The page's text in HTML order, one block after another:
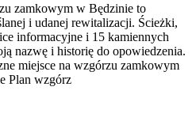
zamkowym w Będzinie to
i udanej rewitalizacji. Ścieżki,
informacyjne i 15 kamiennych
nazwę i historię do opowiedzenia.
miejsce na wzgórzu zamkowym
Plan wzgórz